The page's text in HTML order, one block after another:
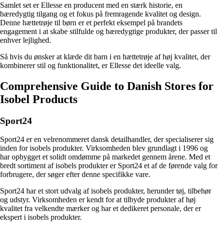
Samlet set er Ellesse en producent med en stærk historie, en
bæredygtig tilgang og et fokus på fremragende kvalitet og design.
Denne hættetrøje til børn er et perfekt eksempel på brandets
engagement i at skabe stilfulde og bæredygtige produkter, der passer til
enhver lejlighed.
Så hvis du ønsker at klæde dit barn i en hættetrøje af høj kvalitet, der
kombinerer stil og funktionalitet, er Ellesse det ideelle valg.
Comprehensive Guide to Danish Stores for
Isobel Products
Sport24
Sport24 er en velrenommeret dansk detailhandler, der specialiserer sig
inden for isobels produkter. Virksomheden blev grundlagt i 1996 og
har opbygget et solidt omdømme på markedet gennem årene. Med et
bredt sortiment af isobels produkter er Sport24 et af de førende valg for
forbrugere, der søger efter denne specifikke vare.
Sport24 har et stort udvalg af isobels produkter, herunder tøj, tilbehør
og udstyr. Virksomheden er kendt for at tilbyde produkter af høj
kvalitet fra velkendte mærker og har et dedikeret personale, der er
ekspert i isobels produkter.